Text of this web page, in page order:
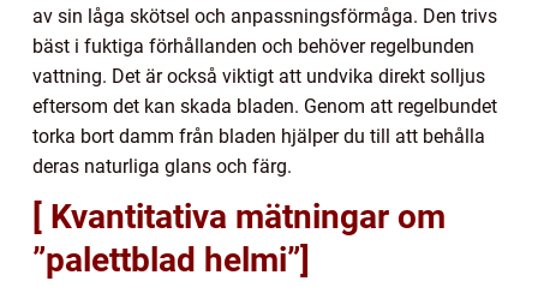
av sin låga skötsel och anpassningsförmåga. Den trivs
bäst i fuktiga förhållanden och behöver regelbunden
vattning. Det är också viktigt att undvika direkt solljus
eftersom det kan skada bladen. Genom att regelbundet
torka bort damm från bladen hjälper du till att behålla
deras naturliga glans och färg.
[ Kvantitativa mätningar om
”palettblad helmi”]